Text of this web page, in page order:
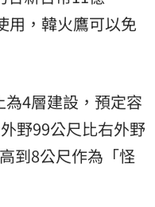
用，韓火鷹可以免
4層建設，預定容
野99公尺比右外野
到8公尺作為「怪